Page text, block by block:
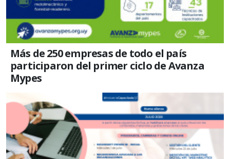
Más de 250 empresas de todo el país
participaron del primer ciclo de Avanza
Mypes